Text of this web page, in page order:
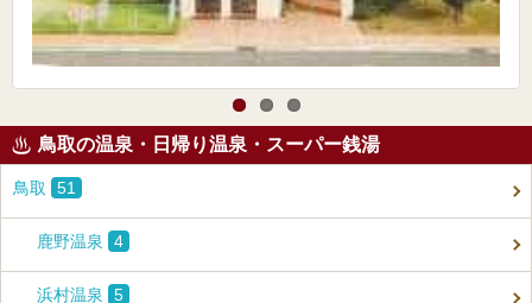
鳥取の温泉・日帰り温泉・スーパー銭湯
鳥取 51
鹿野温泉 4
浜村温泉 5